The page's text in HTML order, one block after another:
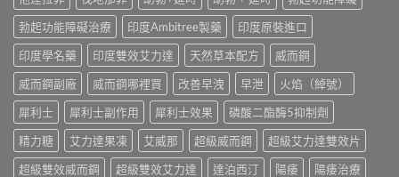
與
香
港
購
買
指
南〉
道、
價
錢
與
真
假
辨
指
南〉
中
勃起功能障礙治療
印度Ambitree製藥
印度原裝進口
印度學名藥
印度雙效艾力達 天然草本配方
威而鋼
威而鋼副廠
威而鋼哪裡買 改善早洩 早泄
火焰（綽號）
犀利士
犀利士副作用 犀利士效果
磷酸二酯酶5抑制劑
精力糖
艾力達果凍 艾威那 超級威而鋼
超級艾力達雙效片
超級雙效威而鋼
超級雙效艾力達 達泊西汀 陽痿
陽痿治療